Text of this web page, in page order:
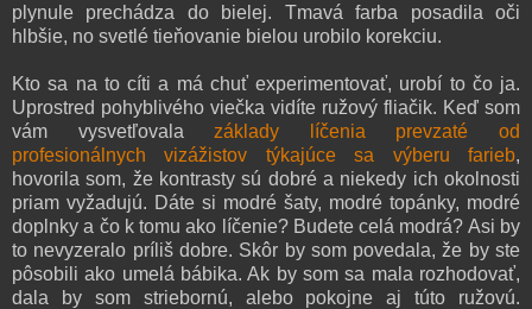
plynule prechádza do bielej. Tmavá farba posadila oči
hlbšie, no svetlé tieňovanie bielou urobilo korekciu.
Kto sa na to cíti a má chuť experimentovať, urobí to čo ja.
Uprostred pohyblivého viečka vidíte ružový fliačik. Keď som
vám vysvetľovala základy líčenia prevzaté od
profesionálnych vizážistov týkajúce sa výberu farieb,
hovorila som, že kontrasty sú dobré a niekedy ich okolnosti
priam vyžadujú. Dáte si modré šaty, modré topánky, modré
doplnky a čo k tomu ako líčenie? Budete celá modrá? Asi by
to nevyzeralo príliš dobre. Skôr by som povedala, že by ste
pôsobili ako umelá bábika. Ak by som sa mala rozhodovať,
dala by som striebornú, alebo pokojne aj túto ružovú.